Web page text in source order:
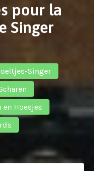
pour la
Singer
Singer
en Hoesjes